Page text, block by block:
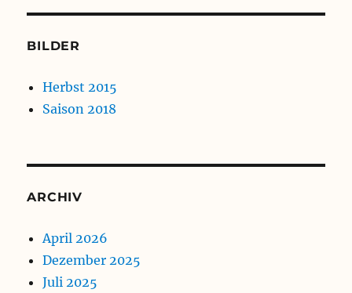
BILDER
Herbst 2015
Saison 2018
ARCHIV
April 2026
Dezember 2025
Juli 2025